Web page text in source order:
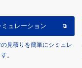
ミュレーション
見積りを簡単にシミュレ
。